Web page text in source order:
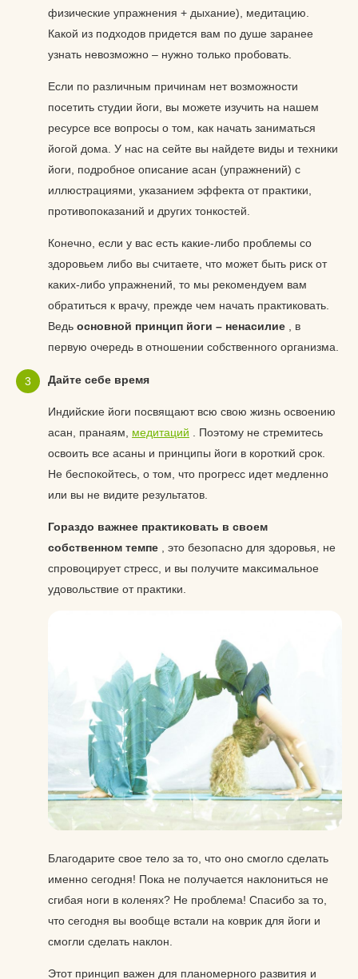
физические упражнения + дыхание), медитацию.
Какой из подходов придется вам по душе заранее
узнать невозможно – нужно только пробовать.
Если по различным причинам нет возможности
посетить студии йоги, вы можете изучить на нашем
ресурсе все вопросы о том, как начать заниматься
йогой дома. У нас на сейте вы найдете виды и техники
йоги, подробное описание асан (упражнений) с
иллюстрациями, указанием эффекта от практики,
противопоказаний и других тонкостей.
Конечно, если у вас есть какие-либо проблемы со
здоровьем либо вы считаете, что может быть риск от
каких-либо упражнений, то мы рекомендуем вам
обратиться к врачу, прежде чем начать практиковать.
Ведь основной принцип йоги – ненасилие , в
первую очередь в отношении собственного организма.
Дайте себе время
Индийские йоги посвящают всю свою жизнь освоению
асан, пранаям, медитаций . Поэтому не стремитесь
освоить все асаны и принципы йоги в короткий срок.
Не беспокойтесь, о том, что прогресс идет медленно
или вы не видите результатов.
Гораздо важнее практиковать в своем
собственном темпе , это безопасно для здоровья, не
спровоцирует стресс, и вы получите максимальное
удовольствие от практики.
Благодарите свое тело за то, что оно смогло сделать
именно сегодня! Пока не получается наклониться не
сгибая ноги в коленях? Не проблема! Спасибо за то,
что сегодня вы вообще встали на коврик для йоги и
смогли сделать наклон.
Этот принцип важен для планомерного развития и